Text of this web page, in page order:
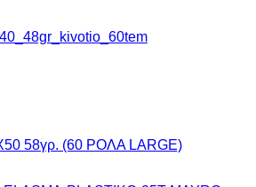
58γρ. (60 ΡΟΛΑ LARGE)